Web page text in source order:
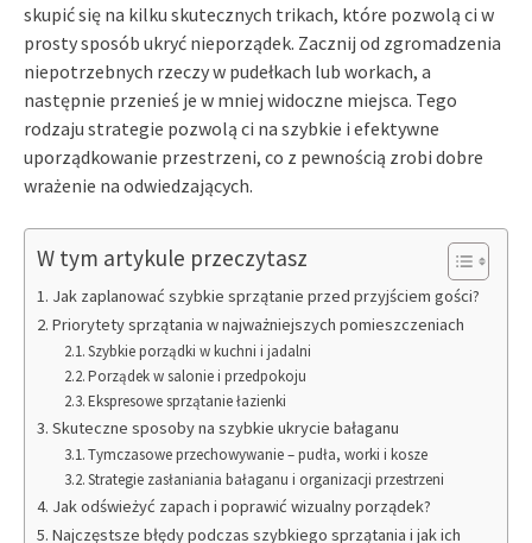
skupić się na kilku skutecznych trikach, które pozwolą ci w
prosty sposób ukryć nieporządek. Zacznij od zgromadzenia
niepotrzebnych rzeczy w pudełkach lub workach, a
następnie przenieś je w mniej widoczne miejsca. Tego
rodzaju strategie pozwolą ci na szybkie i efektywne
uporządkowanie przestrzeni, co z pewnością zrobi dobre
wrażenie na odwiedzających.
W tym artykule przeczytasz
Jak zaplanować szybkie sprzątanie przed przyjściem gości?
Priorytety sprzątania w najważniejszych pomieszczeniach
Szybkie porządki w kuchni i jadalni
Porządek w salonie i przedpokoju
Ekspresowe sprzątanie łazienki
Skuteczne sposoby na szybkie ukrycie bałaganu
Tymczasowe przechowywanie – pudła, worki i kosze
Strategie zasłaniania bałaganu i organizacji przestrzeni
Jak odświeżyć zapach i poprawić wizualny porządek?
Najczęstsze błędy podczas szybkiego sprzątania i jak ich